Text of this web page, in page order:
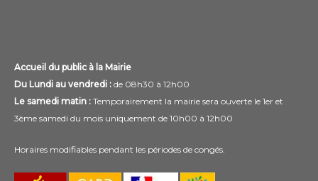
Accueil du public à la Mairie
Du Lundi au vendredi : de 08h30 à 12h00
Le samedi matin : Temporairement la mairie sera ouverte le 1er et
3ème samedi du mois uniquement de 10h00 à 12h00
Horaires modifiables pendant les périodes de congés.